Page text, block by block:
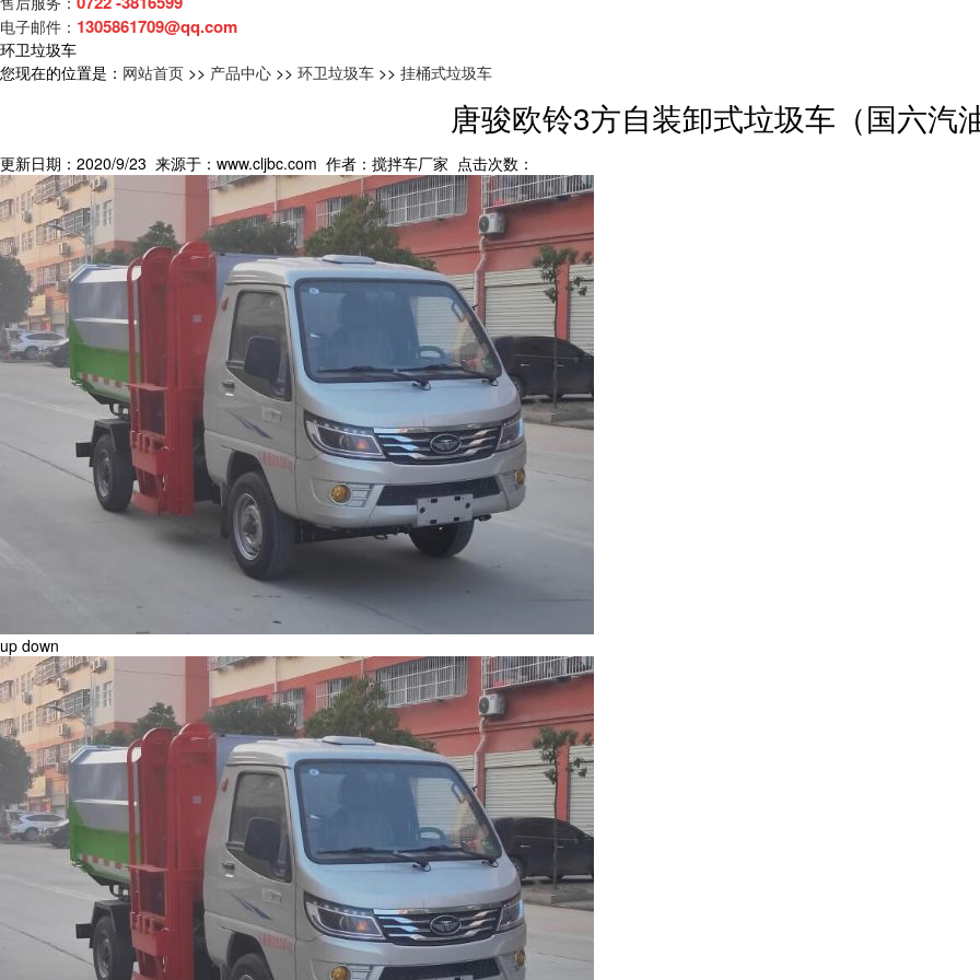
电子邮件： 1305861709@qq.com
环卫垃圾车
您现在的位置是： 网站首页 >> 产品中心 >> 环卫垃圾车 >> 挂桶式垃圾车
唐骏欧铃3方自装卸式垃圾车（国六汽
更新日期：2020/9/23 来源于：www.cljbc.com 作者：搅拌车厂家 点击次数：
up down